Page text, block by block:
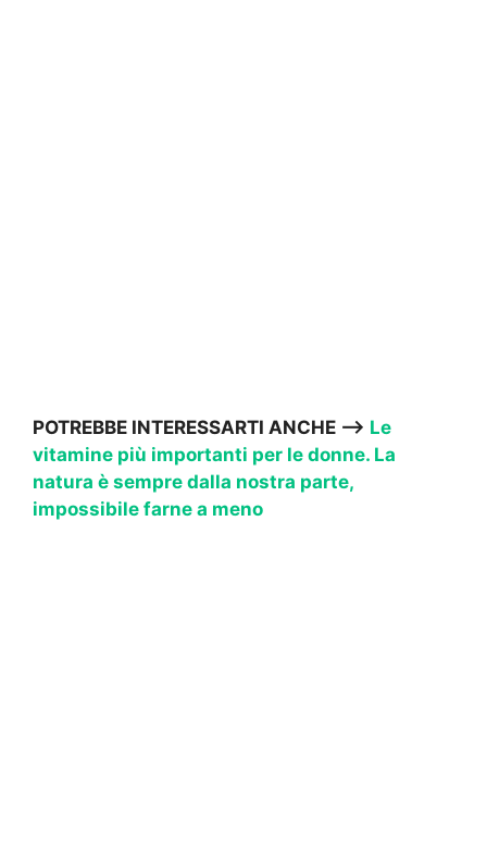
POTREBBE INTERESSARTI ANCHE —-> Le
vitamine più importanti per le donne. La
natura è sempre dalla nostra parte,
impossibile farne a meno